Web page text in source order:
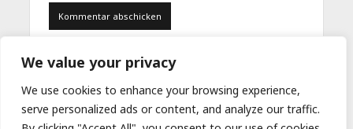
We value your privacy
We use cookies to enhance your browsing experience,
serve personalized ads or content, and analyze our traffic.